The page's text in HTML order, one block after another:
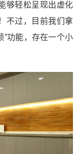
够轻松呈现出虚化
不过，目前我们拿
”功能，存在一个小